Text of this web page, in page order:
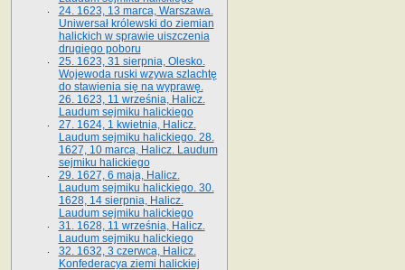
24. 1623, 13 marca, Warszawa.
Uniwersał królewski do ziemian
halickich w sprawie uiszczenia
drugiego poboru
25. 1623, 31 sierpnia, Olesko.
Wojewoda ruski wzywa szlachtę
do stawienia się na wyprawę.
26. 1623, 11 września, Halicz.
Laudum sejmiku halickiego
27. 1624, 1 kwietnia, Halicz.
Laudum sejmiku halickiego. 28.
1627, 10 marca, Halicz. Laudum
sejmiku halickiego
29. 1627, 6 maja, Halicz.
Laudum sejmiku halickiego. 30.
1628, 14 sierpnia, Halicz.
Laudum sejmiku halickiego
31. 1628, 11 września, Halicz.
Laudum sejmiku halickiego
32. 1632, 3 czerwca, Halicz.
Konfederacya ziemi halickiej